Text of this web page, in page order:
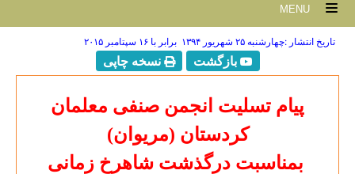
تاریخ انتشار :چهارشنبه ۲۵ شهريور ۱۳۹۴ برابر با ۱۶ سپتامبر ۲۰۱۵
بازگشت نسخه چاپی
پیام تسلیت انجمن صنفی معلمان
کردستان (مریوان)
بمناسبت درگذشت شاهرخ زمانی